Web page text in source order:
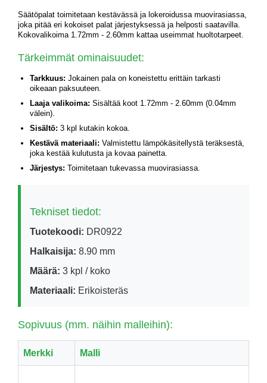
Säätöpalat toimitetaan kestävässä ja lokeroidussa muovirasiassa,
joka pitää eri kokoiset palat järjestyksessä ja helposti saatavilla.
Kokovalikoima 1.72mm - 2.60mm kattaa useimmat huoltotarpeet.
Tärkeimmät ominaisuudet:
Tarkkuus: Jokainen pala on koneistettu erittäin tarkasti
oikeaan paksuuteen.
Laaja valikoima: Sisältää koot 1.72mm - 2.60mm (0.04mm
välein).
Sisältö: 3 kpl kutakin kokoa.
Kestävä materiaali: Valmistettu lämpökäsitellystä teräksestä,
joka kestää kulutusta ja kovaa painetta.
Järjestys: Toimitetaan tukevassa muovirasiassa.
Tekniset tiedot:
Tuotekoodi: DR0922
Halkaisija: 8.90 mm
Määrä: 3 kpl / koko
Materiaali: Erikoisteräs
Sopivuus (mm. näihin malleihin):
Merkki Malli